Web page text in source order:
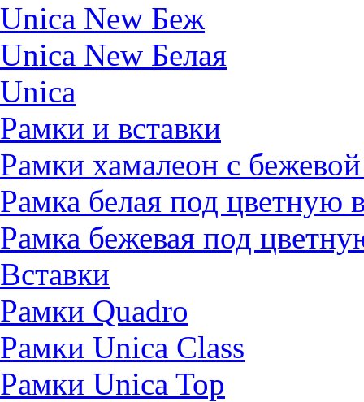
Unica New Беж
Unica New Белая
Unica
Рамки и вставки
Рамки хамалеон с бежевой
Рамка белая под цветную
Рамка бежевая под
Вставки
Рамки Quadro
Рамки Unica Class
Рамки Unica Top